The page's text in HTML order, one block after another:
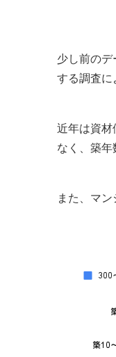
少し前の
する調査に
近年は資
なく、築年
また、マ